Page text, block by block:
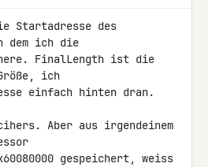
Startadresse des
dem ich die
FinalLength ist die
ich
einfach hinten dran.
Aber aus irgendeinem
gespeichert, weiss